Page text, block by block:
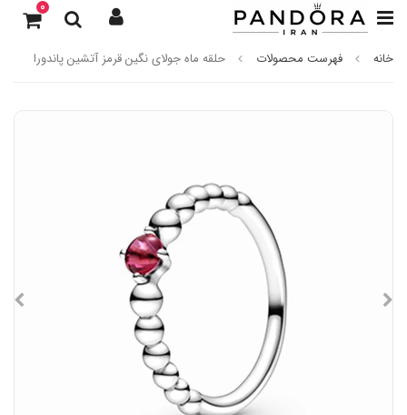
0
خانه فهرست محصولات حلقه ماه جولای نگین قرمز آتشین پاندورا